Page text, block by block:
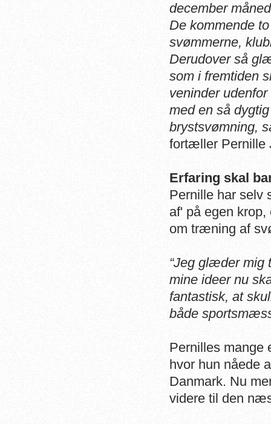
december
De kommende
svømmerne,
Derudover så
som i fremtiden
veninder
med en så
brystsvømning,
fortæller Pernille
Erfaring skal
Pernille har selv
af' på egen
om træning af
“Jeg glæder mig
mine ideer nu
fantastisk, at
både
Pernilles mange
hvor hun nåede
Danmark. Nu
videre til den